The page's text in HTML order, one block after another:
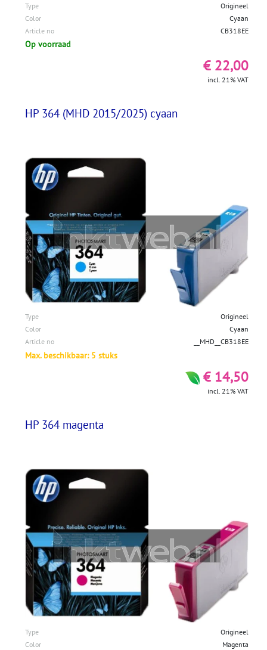
Type
Origineel
Color
Cyaan
Article no
CB318EE
Op voorraad
€ 22,00
incl. 21% VAT
HP 364 (MHD 2015/2025) cyaan
Type
Origineel
Color
Cyaan
Article no
__MHD__CB318EE
Max. beschikbaar: 5 stuks
€ 14,50
incl. 21% VAT
HP 364 magenta
Type
Origineel
Color
Magenta